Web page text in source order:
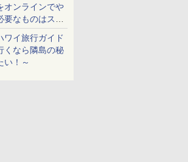
オンラインでや
要なものはスマ
ードのみ
ワイ旅行ガイド
くなら隣島の秘
い！～